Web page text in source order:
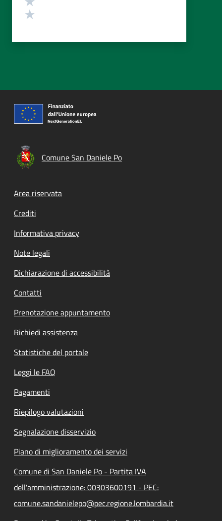
Comune San Daniele Po
Footer menu
Area riservata
Crediti
Informativa privacy
Note legali
Dichiarazione di accessibilità
Contatti
Prenotazione appuntamento
Richiedi assistenza
Statistiche del portale
Leggi le FAQ
Pagamenti
Riepilogo valutazioni
Segnalazione disservizio
Piano di miglioramento dei servizi
Comune di San Daniele Po - Partita IVA
dell'amministrazione: 00303600191 - PEC:
comune.sandanielepo@pec.regione.lombardia.it